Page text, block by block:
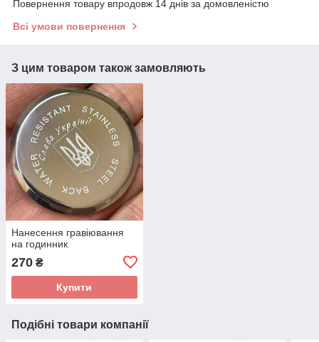
Повернення товару впродовж 14 днів за домовленістю
Всі умови повернення
З цим товаром також замовляють
Нанесення гравіювання
на годинник
270 ₴
Купити
Подібні товари компанії